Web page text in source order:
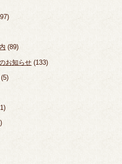
(89)
お知らせ (133)
(5)